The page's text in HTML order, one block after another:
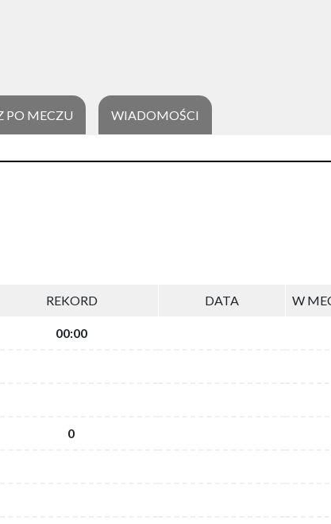
PO MECZU WIADOMOŚCI
REKORD DATA W
00:00
0